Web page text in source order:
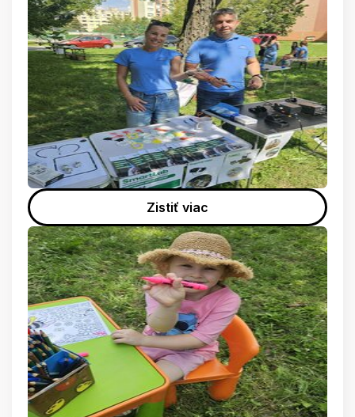
Zistiť viac